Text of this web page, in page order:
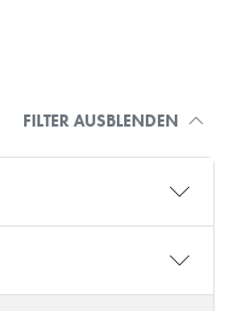
FILTER AUSBLENDEN